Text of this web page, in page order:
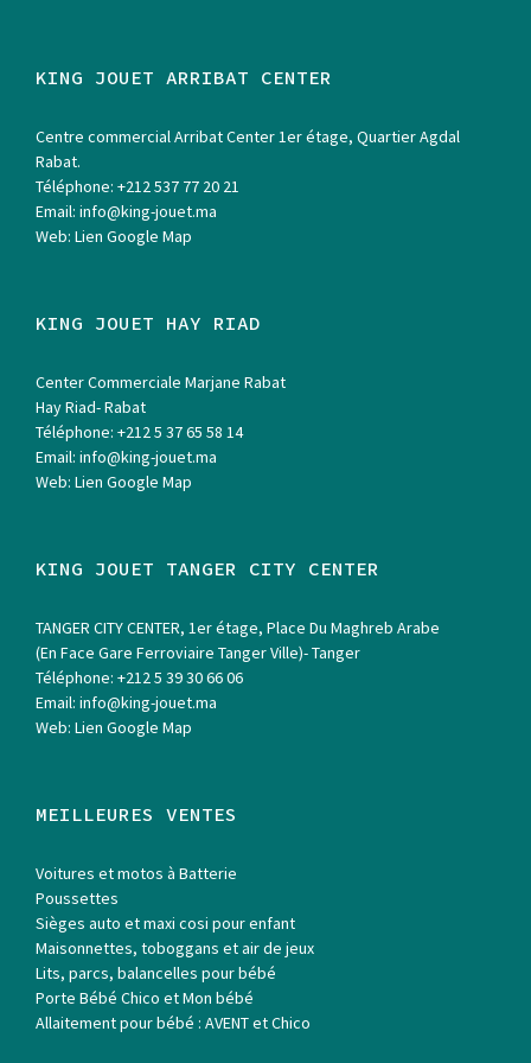
KING JOUET ARRIBAT CENTER
Centre commercial Arribat Center 1er étage, Quartier Agdal
Rabat.
Téléphone: +212 537 77 20 21
Email: info@king-jouet.ma
Web: Lien Google Map
KING JOUET HAY RIAD
Center Commerciale Marjane Rabat
Hay Riad- Rabat
Téléphone: +212 5 37 65 58 14
Email: info@king-jouet.ma
Web: Lien Google Map
KING JOUET TANGER CITY CENTER
TANGER CITY CENTER, 1er étage, Place Du Maghreb Arabe
(En Face Gare Ferroviaire Tanger Ville)- Tanger
Téléphone: +212 5 39 30 66 06
Email: info@king-jouet.ma
Web: Lien Google Map
MEILLEURES VENTES
Voitures et motos à Batterie
Poussettes
Sièges auto et maxi cosi pour enfant
Maisonnettes, toboggans et air de jeux
Lits, parcs, balancelles pour bébé
Porte Bébé Chico et Mon bébé
Allaitement pour bébé : AVENT et Chico